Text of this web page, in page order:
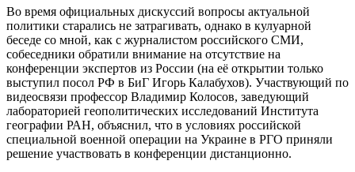
Во время официальных дискуссий вопросы актуальной
политики старались не затрагивать, однако в кулуарной
беседе со мной, как с журналистом российского СМИ,
собеседники обратили внимание на отсутствие на
конференции экспертов из России (на её открытии только
выступил посол РФ в БиГ Игорь Калабухов). Участвующий по
видеосвязи профессор Владимир Колосов, заведующий
лабораторией геополитических исследований Института
географии РАН, объяснил, что в условиях российской
специальной военной операции на Украине в РГО приняли
решение участвовать в конференции дистанционно.